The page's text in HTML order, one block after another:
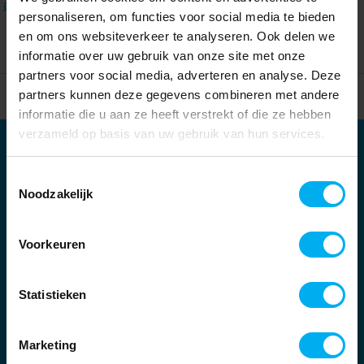
personaliseren, om functies voor social media te bieden
en om ons websiteverkeer te analyseren. Ook delen we
informatie over uw gebruik van onze site met onze
partners voor social media, adverteren en analyse. Deze
partners kunnen deze gegevens combineren met andere
informatie die u aan ze heeft verstrekt of die ze hebben
verzameld op basis van uw gebruik van hun services.
Noodzakelijk
Voorkeuren
Statistieken
Marketing
alle filters.
Home Partners
Partners
Kernpartners: